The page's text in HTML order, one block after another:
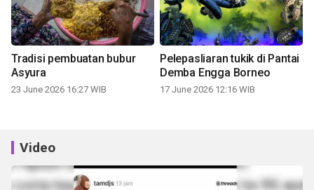
Tradisi pembuatan bubur
Asyura
23 June 2026 16:27 WIB
Pelepasliaran tukik di Pantai
Demba Engga Borneo
17 June 2026 12:16 WIB
Video